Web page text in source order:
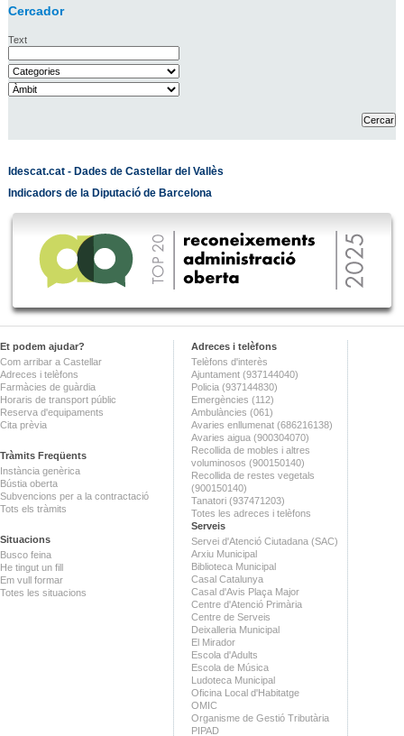
Cercador
Text
Idescat.cat - Dades de Castellar del Vallès
Indicadors de la Diputació de Barcelona
Et podem ajudar?
Com arribar a Castellar
Adreces i telèfons
Farmàcies de guàrdia
Horaris de transport públic
Reserva d'equipaments
Cita prèvia
Tràmits Freqüents
Instància genèrica
Bústia oberta
Subvencions per a la contractació
Tots els tràmits
Situacions
Busco feina
He tingut un fill
Em vull formar
Totes les situacions
Adreces i telèfons
Telèfons d'interès
Ajuntament (937144040)
Policia (937144830)
Emergències (112)
Ambulàncies (061)
Avaries enllumenat (686216138)
Avaries aigua (900304070)
Recollida de mobles i altres
voluminosos (900150140)
Recollida de restes vegetals
(900150140)
Tanatori (937471203)
Totes les adreces i telèfons
Serveis
Servei d'Atenció Ciutadana (SAC)
Arxiu Municipal
Biblioteca Municipal
Casal Catalunya
Casal d'Avis Plaça Major
Centre d'Atenció Primària
Centre de Serveis
Deixalleria Municipal
El Mirador
Escola d'Adults
Escola de Música
Ludoteca Municipal
Oficina Local d'Habitatge
OMIC
Organisme de Gestió Tributària
PIPAD